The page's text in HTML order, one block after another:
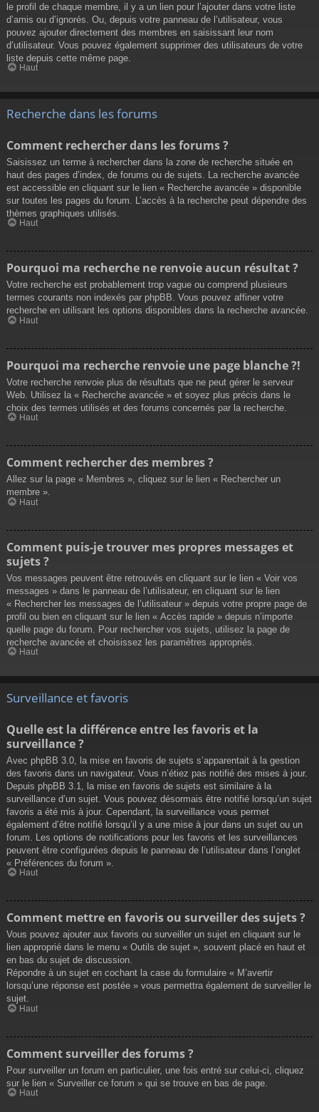
le profil de chaque membre, il y a un lien pour l’ajouter dans votre liste
d’amis ou d’ignorés. Ou, depuis votre panneau de l’utilisateur, vous
pouvez ajouter directement des membres en saisissant leur nom
d’utilisateur. Vous pouvez également supprimer des utilisateurs de votre
liste depuis cette même page.
Haut
Recherche dans les forums
Comment rechercher dans les forums ?
Saisissez un terme à rechercher dans la zone de recherche située en
haut des pages d’index, de forums ou de sujets. La recherche avancée
est accessible en cliquant sur le lien « Recherche avancée » disponible
sur toutes les pages du forum. L’accès à la recherche peut dépendre des
thèmes graphiques utilisés.
Haut
Pourquoi ma recherche ne renvoie aucun résultat ?
Votre recherche est probablement trop vague ou comprend plusieurs
termes courants non indexés par phpBB. Vous pouvez affiner votre
recherche en utilisant les options disponibles dans la recherche avancée.
Haut
Pourquoi ma recherche renvoie une page blanche ?!
Votre recherche renvoie plus de résultats que ne peut gérer le serveur
Web. Utilisez la « Recherche avancée » et soyez plus précis dans le
choix des termes utilisés et des forums concernés par la recherche.
Haut
Comment rechercher des membres ?
Allez sur la page « Membres », cliquez sur le lien « Rechercher un
membre ».
Haut
Comment puis-je trouver mes propres messages et
sujets ?
Vos messages peuvent être retrouvés en cliquant sur le lien « Voir vos
messages » dans le panneau de l’utilisateur, en cliquant sur le lien
« Rechercher les messages de l’utilisateur » depuis votre propre page de
profil ou bien en cliquant sur le lien « Accès rapide » depuis n’importe
quelle page du forum. Pour rechercher vos sujets, utilisez la page de
recherche avancée et choisissez les paramètres appropriés.
Haut
Surveillance et favoris
Quelle est la différence entre les favoris et la
surveillance ?
Avec phpBB 3.0, la mise en favoris de sujets s’apparentait à la gestion
des favoris dans un navigateur. Vous n’étiez pas notifié des mises à jour.
Depuis phpBB 3.1, la mise en favoris de sujets est similaire à la
surveillance d’un sujet. Vous pouvez désormais être notifié lorsqu’un sujet
favoris a été mis à jour. Cependant, la surveillance vous permet
également d’être notifié lorsqu’il y a une mise à jour dans un sujet ou un
forum. Les options de notifications pour les favoris et les surveillances
peuvent être configurées depuis le panneau de l’utilisateur dans l’onglet
« Préférences du forum ».
Haut
Comment mettre en favoris ou surveiller des sujets ?
Vous pouvez ajouter aux favoris ou surveiller un sujet en cliquant sur le
lien approprié dans le menu « Outils de sujet », souvent placé en haut et
en bas du sujet de discussion.
Répondre à un sujet en cochant la case du formulaire « M’avertir
lorsqu’une réponse est postée » vous permettra également de surveiller le
sujet.
Haut
Comment surveiller des forums ?
Pour surveiller un forum en particulier, une fois entré sur celui-ci, cliquez
sur le lien « Surveiller ce forum » qui se trouve en bas de page.
Haut